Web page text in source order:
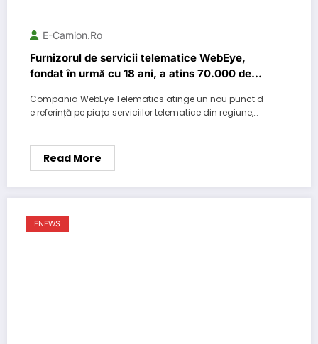
E-Camion.ro
Furnizorul de servicii telematice WebEye,
fondat în urmă cu 18 ani, a atins 70.000 de
Compania WebEye Telematics atinge un nou punct d
e referință pe piața serviciilor telematice din regiune,…
Read More
ENEWS